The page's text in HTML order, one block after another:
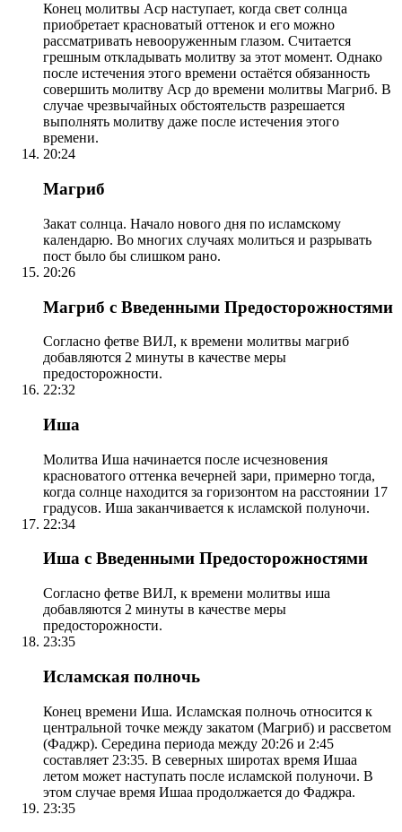
Конец молитвы Аср наступает, когда свет солнца
приобретает красноватый оттенок и его можно
рассматривать невооруженным глазом. Считается
грешным откладывать молитву за этот момент. Однако
после истечения этого времени остаётся обязанность
совершить молитву Аср до времени молитвы Магриб. В
случае чрезвычайных обстоятельств разрешается
выполнять молитву даже после истечения этого
времени.
20:24
Магриб
Закат солнца. Начало нового дня по исламскому
календарю. Во многих случаях молиться и разрывать
пост было бы слишком рано.
20:26
Магриб с Введенными Предосторожностями
Согласно фетве ВИЛ, к времени молитвы магриб
добавляются 2 минуты в качестве меры
предосторожности.
22:32
Иша
Молитва Иша начинается после исчезновения
красноватого оттенка вечерней зари, примерно тогда,
когда солнце находится за горизонтом на расстоянии 17
градусов. Иша заканчивается к исламской полуночи.
22:34
Иша с Введенными Предосторожностями
Согласно фетве ВИЛ, к времени молитвы иша
добавляются 2 минуты в качестве меры
предосторожности.
23:35
Исламская полночь
Конец времени Иша. Исламская полночь относится к
центральной точке между закатом (Магриб) и рассветом
(Фаджр). Середина периода между 20:26 и 2:45
составляет 23:35. В северных широтах время Ишаа
летом может наступать после исламской полуночи. В
этом случае время Ишаа продолжается до Фаджра.
23:35